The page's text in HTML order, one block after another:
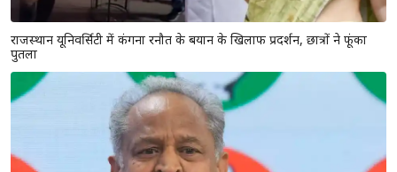
राजस्थान यूनिवर्सिटी में कंगना रनौत के बयान के खिलाफ प्रदर्शन, छात्रों ने फूंका
पुतला